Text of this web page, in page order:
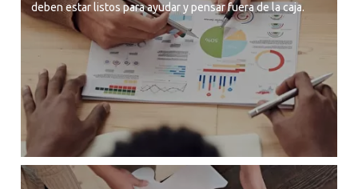
deben estar listos para ayudar y pensar fuera de la caja.